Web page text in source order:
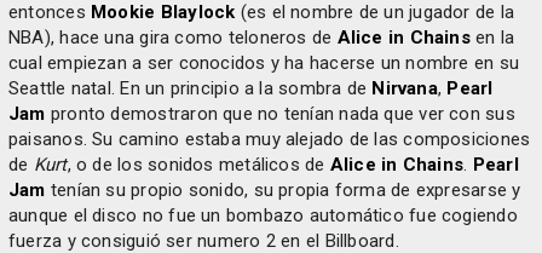
entonces Mookie Blaylock (es el nombre de un jugador de la
NBA), hace una gira como teloneros de Alice in Chainsen la
cual empiezan a ser conocidos y ha hacerse un nombre en su
Seattle natal. En un principio a la sombra de Nirvana, Pearl
Jam pronto demostraron que no tenían nada que ver con sus
paisanos. Su camino estaba muy alejado de las composiciones
de Kurt, o de los sonidos metálicos de Alice in Chains. Pearl
Jam tenían su propio sonido, su propia forma de expresarse y
aunque el disco no fue un bombazo automático fue cogiendo
fuerza y consiguió ser numero 2 en el Billboard.